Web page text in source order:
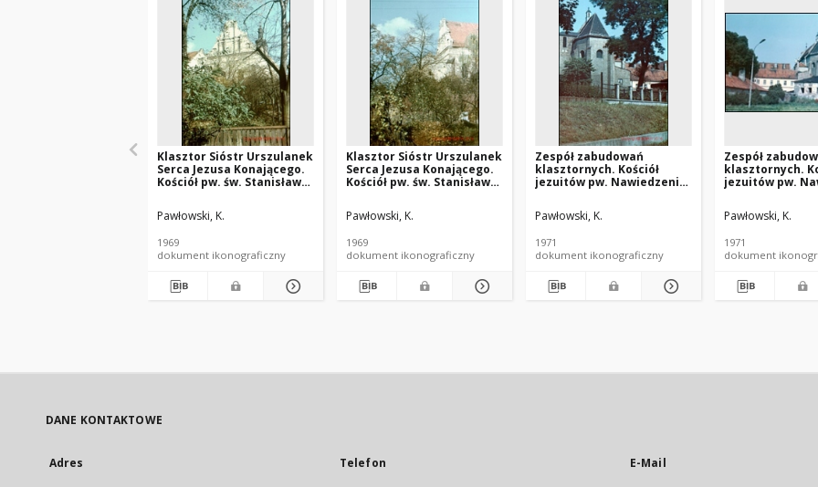
Klasztor Sióstr Urszulanek
Serca Jezusa Konającego.
Kościół pw. św. Stanisława.
ogrodzenia i wśród drzew.
Dawny zespół klasztorny
Pawłowski, K.
1969
dokument ikonograficzny
Klasztor Sióstr Urszulanek
Serca Jezusa Konającego.
Kościół pw. św. Stanisława.
strony drzew. Dawny
zespół klasztorny
Pawłowski, K.
1969
dokument ikonograficzny
Zespół zabudowań
klasztornych. Kościół
jezuitów pw. Nawiedzenia
Widok apsydy od strony
parku. Kalisz
Pawłowski, K.
1971
dokument ikonograficzny
Zespół
klasztornych.
jezuitów pw.
Widok apsydy
parku. Kalisz
Pawłowski, K.
1971
dokument
DANE KONTAKTOWE
Adres Telefon E-Mail